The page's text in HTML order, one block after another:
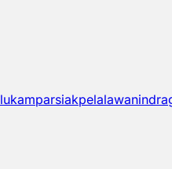
kamparsiakpelalawan